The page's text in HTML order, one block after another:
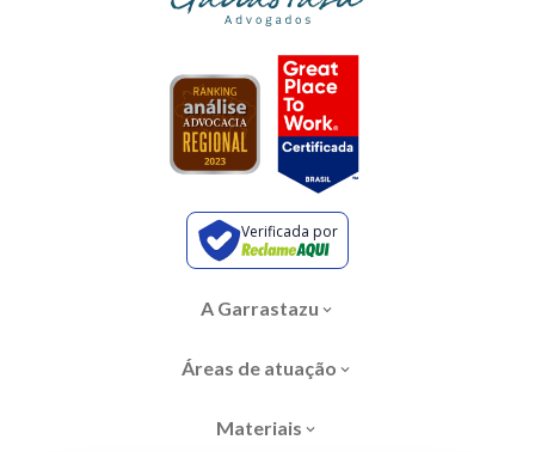
Verificada por
A Garrastazu
Áreas de atuação
Materiais